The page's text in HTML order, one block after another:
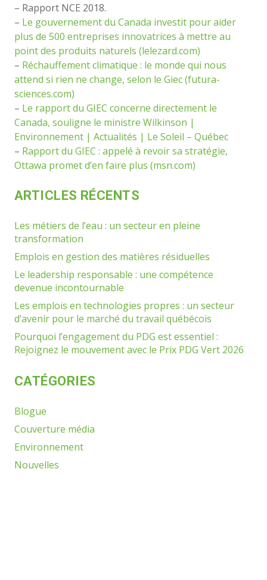
– Rapport NCE 2018.
– Le gouvernement du Canada investit pour aider
plus de 500 entreprises innovatrices à mettre au
point des produits naturels (lelezard.com)
– Réchauffement climatique : le monde qui nous
attend si rien ne change, selon le Giec (futura-
sciences.com)
– Le rapport du GIEC concerne directement le
Canada, souligne le ministre Wilkinson |
Environnement | Actualités | Le Soleil – Québec
– Rapport du GIEC : appelé à revoir sa stratégie,
Ottawa promet d’en faire plus (msn.com)
ARTICLES RÉCENTS
Les métiers de l’eau : un secteur en pleine
transformation
Emplois en gestion des matières résiduelles
Le leadership responsable : une compétence
devenue incontournable
Les emplois en technologies propres : un secteur
d’avenir pour le marché du travail québécois
Pourquoi l’engagement du PDG est essentiel :
Rejoignez le mouvement avec le Prix PDG Vert 2026
CATÉGORIES
Blogue
Couverture média
Environnement
Nouvelles